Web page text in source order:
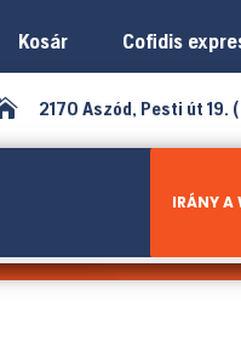
Kosár Cofidis
2170 Aszód, Pesti út 19.
IRÁNY A